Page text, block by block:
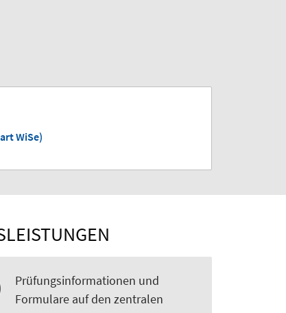
WiSe)
Prüfungsinformationen und
Formulare auf den zentralen